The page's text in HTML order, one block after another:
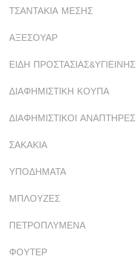
ΤΣΑΝΤΑΚΙΑ ΜΕΣΗΣ
ΑΞΕΣΟΥΑΡ
ΕΙΔΗ ΠΡΟΣΤΑΣΙΑΣ&ΥΓΙΕΙΝΗΣ
ΔΙΑΦΗΜΙΣΤΙΚΗ ΚΟΥΠΑ
ΔΙΑΦΗΜΙΣΤΙΚΟΙ ΑΝΑΠΤΗΡΕΣ
ΣΑΚΑΚΙΑ
ΥΠΟΔΗΜΑΤΑ
ΜΠΛΟΥΖΕΣ
ΠΕΤΡΟΠΛΥΜΕΝΑ
ΦΟΥΤΕΡ